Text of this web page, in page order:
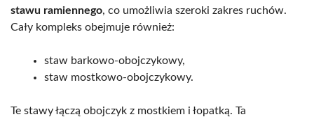
stawu ramiennego, co umożliwia szeroki zakres ruchów.
Cały kompleks obejmuje również:
staw barkowo-obojczykowy,
staw mostkowo-obojczykowy.
Te stawy łączą obojczyk z mostkiem i łopatką. Ta